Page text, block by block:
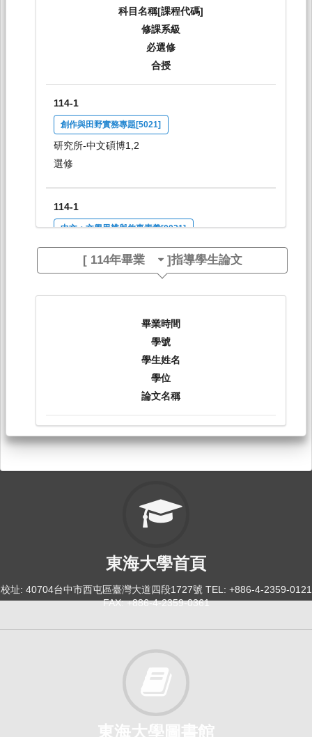
科目名稱[課程代碼]
修課系級
必選修
合授
114-1
創作與田野實務專題[5021]
研究所-中文碩博1,2
選修
114-1
中文：文學思辨與敘事素養[0021]
日間學士班-中文系1A
日間學士班-中文系1,2
114-1
文創實習[0002]
選修
當代台灣散文閱讀與寫作專題[5022]
研究所-中文碩博1,2
選修
中文：文學思辨與敘事素養[0021]
日間學士班-中文系1A
[ 114年畢業 ]指導學生論文
畢業時間
學號
學生姓名
學位
論文名稱
東海大學首頁
校址: 40704台中市西屯區臺灣大道四段1727號 TEL: +886-4-2359-0121
FAX: +886-4-2359-0361
東海大學圖書館